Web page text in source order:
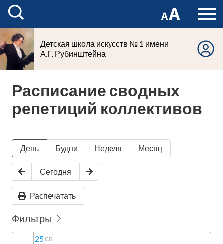
Детская школа искусств № 1 имени
А.Г. Рубинштейна
Расписание сводных
репетиций коллективов
День Будни Неделя Месяц
Сегодня
Распечатать
Фильтры
25СБ